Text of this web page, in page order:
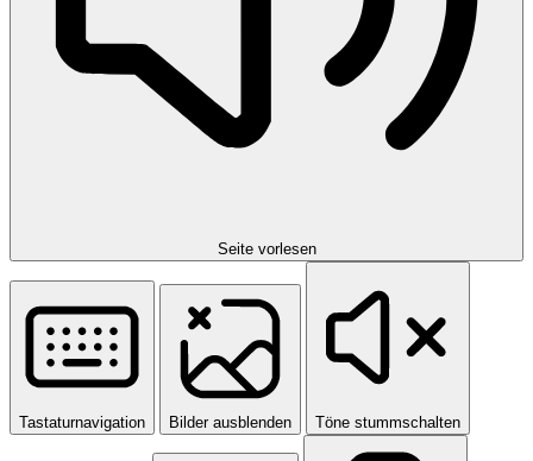
Seite vorlesen
Tastaturnavigation Bilder ausblenden Töne stummschalten